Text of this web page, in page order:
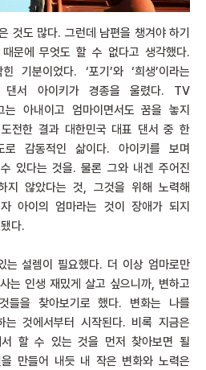
것도 많다. 그런데 남편을 챙겨야 하기
문에 무엇도 할 수 없다고 생각했다.
기분이었다. ‘포기’와 ‘희생’이라는
댄서 아이키가 경종을 울렸다. TV
아내이고 엄마이면서도 꿈을 놓지
전한 결과 대한민국 대표 댄서 중 한
감동적인 삶이다. 아이키를 보며
있다는 것을. 물론 그와 내겐 주어진
지 않았다는 것, 그것을 위해 노력해
아이의 엄마라는 것이 장애가 되지
다.
는 설렘이 필요했다. 더 이상 엄마로만
는 인생 재밌게 살고 싶으니까, 변하고
을 찾아보기로 했다. 변화는 나를
는 것에서부터 시작된다. 비록 지금은
할 수 있는 것을 먼저 찾아보면 될
만들어 내듯 내 작은 변화와 노력은